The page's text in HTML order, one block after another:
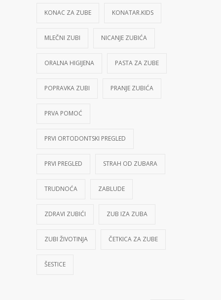
KONAC ZA ZUBE KONATAR.KIDS
MLEČNI ZUBI NICANJE ZUBIĆA
ORALNA HIGIJENA PASTA ZA ZUBE
POPRAVKA ZUBI PRANJE ZUBIĆA
PRVA POMOĆ
PRVI ORTODONTSKI PREGLED
PRVI PREGLED STRAH OD ZUBARA
TRUDNOĆA ZABLUDE
ZDRAVI ZUBIĆI ZUB IZA ZUBA
ZUBI ŽIVOTINJA ČETKICA ZA ZUBE
ŠESTICE